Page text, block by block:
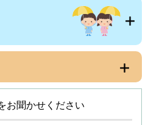
お聞かせください